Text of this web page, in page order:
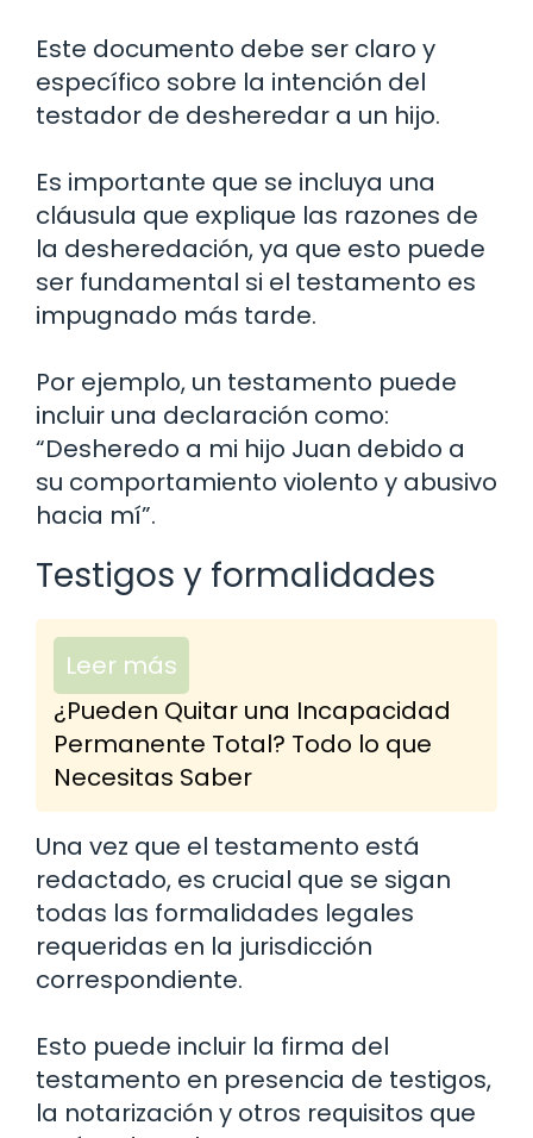
Este documento debe ser claro y
específico sobre la intención del
testador de desheredar a un hijo.
Es importante que se incluya una
cláusula que explique las razones de
la desheredación, ya que esto puede
ser fundamental si el testamento es
impugnado más tarde.
Por ejemplo, un testamento puede
incluir una declaración como:
“Desheredo a mi hijo Juan debido a
su comportamiento violento y abusivo
hacia mí”.
Testigos y formalidades
Leer más
¿Pueden Quitar una Incapacidad
Permanente Total? Todo lo que
Necesitas Saber
Una vez que el testamento está
redactado, es crucial que se sigan
todas las formalidades legales
requeridas en la jurisdicción
correspondiente.
Esto puede incluir la firma del
testamento en presencia de testigos,
la notarización y otros requisitos que